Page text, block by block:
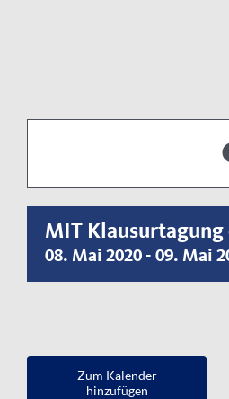
MIT Klausurtagung
08. Mai 2020 - 09. Mai
Zum Kalender
hinzufügen